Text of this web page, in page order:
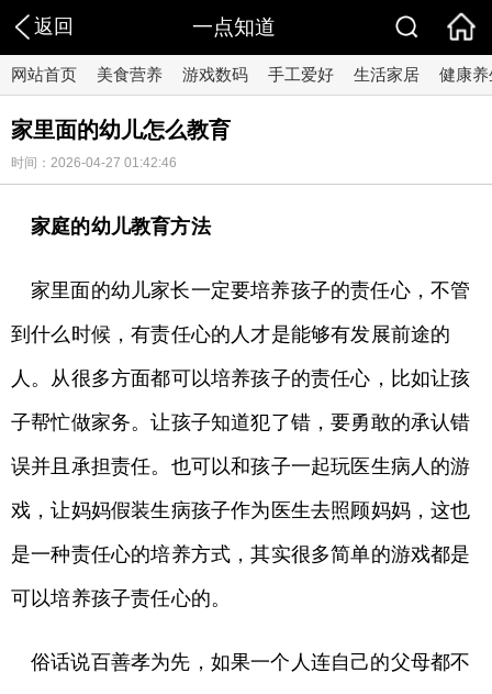
返回 一点知道
网站首页 美食营养 游戏数码 手工爱好 生活家居 健康养
家里面的幼儿怎么教育
时间：2026-04-27 01:42:46
家庭的幼儿教育方法
家里面的幼儿家长一定要培养孩子的责任心，不管
到什么时候，有责任心的人才是能够有发展前途的
人。从很多方面都可以培养孩子的责任心，比如让孩
子帮忙做家务。让孩子知道犯了错，要勇敢的承认错
误并且承担责任。也可以和孩子一起玩医生病人的游
戏，让妈妈假装生病孩子作为医生去照顾妈妈，这也
是一种责任心的培养方式，其实很多简单的游戏都是
可以培养孩子责任心的。
俗话说百善孝为先，如果一个人连自己的父母都不